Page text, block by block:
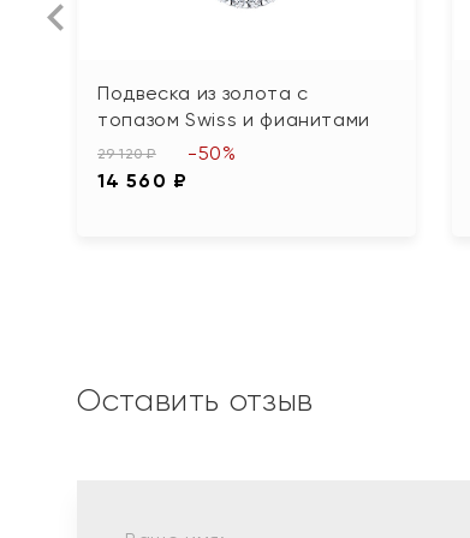
Подвеска из золота с
топазом Swiss и фианитами
29 120 ₽
14 560 ₽
-50%
Оставить отзыв